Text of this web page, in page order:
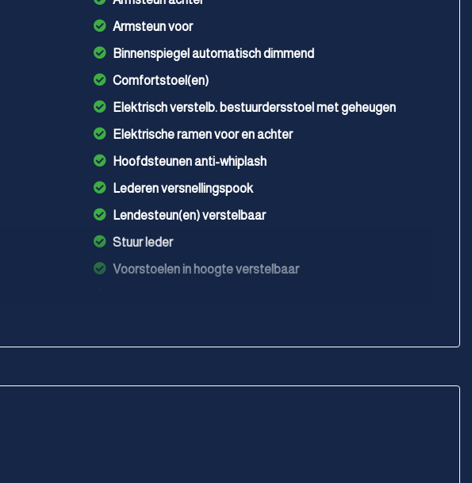
Armsteun voor
Binnenspiegel automatisch dimmend
Comfortstoel(en)
Elektrisch verstelb. bestuurdersstoel met geheugen
Elektrische ramen voor en achter
Hoofdsteunen anti-whiplash
Lederen versnellingspook
Lendesteun(en) verstelbaar
Stuur leder
Voorstoelen in hoogte verstelbaar